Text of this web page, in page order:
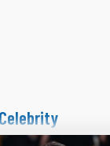
Celebrity